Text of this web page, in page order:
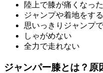
陸上で膝が痛くなった
ジャンプや着地をす
思いっきりジャンプ
しゃがめない
全力で走れない
ジャンパー膝とは？原